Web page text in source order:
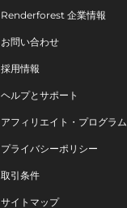
Renderforest 企業情報
お問い合わせ
採用情報
ヘルプとサポート
アフィリエイト・プログラム
プライバシーポリシー
取引条件
サイトマップ